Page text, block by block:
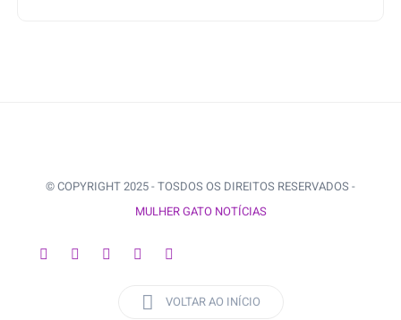
© COPYRIGHT 2025 - TOSDOS OS DIREITOS RESERVADOS -
MULHER GATO NOTÍCIAS
VOLTAR AO INÍCIO